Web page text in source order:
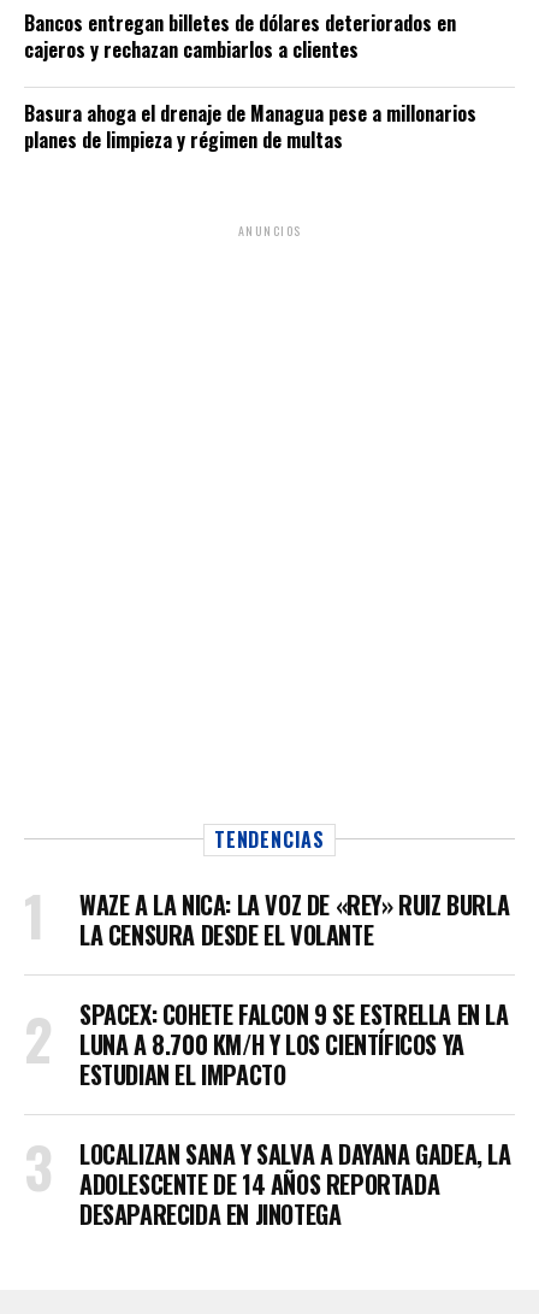
Bancos entregan billetes de dólares deteriorados en
cajeros y rechazan cambiarlos a clientes
Basura ahoga el drenaje de Managua pese a millonarios
planes de limpieza y régimen de multas
ANUNCIOS
TENDENCIAS
WAZE A LA NICA: LA VOZ DE «REY» RUIZ BURLA
LA CENSURA DESDE EL VOLANTE
SPACEX: COHETE FALCON 9 SE ESTRELLA EN LA
LUNA A 8.700 KM/H Y LOS CIENTÍFICOS YA
ESTUDIAN EL IMPACTO
LOCALIZAN SANA Y SALVA A DAYANA GADEA, LA
ADOLESCENTE DE 14 AÑOS REPORTADA
DESAPARECIDA EN JINOTEGA